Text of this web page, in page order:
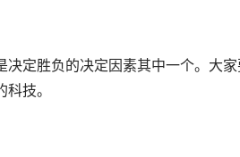
决定胜负的决定因素其中一个。大
技。